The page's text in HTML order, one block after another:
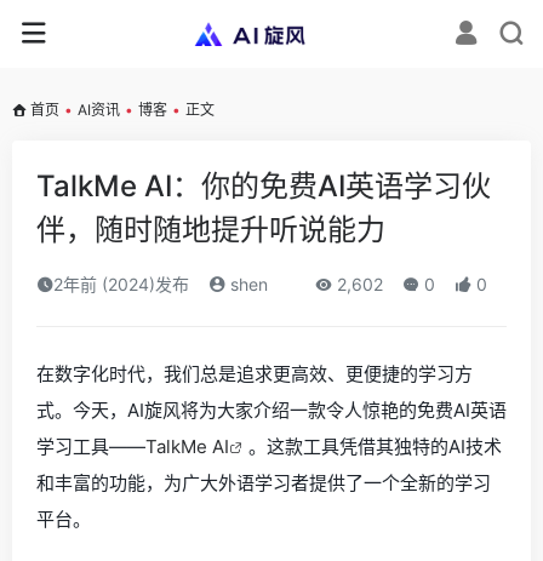
首页 • AI资讯 • 博客 • 正文
TalkMe AI：你的免费AI英语学习伙
伴，随时随地提升听说能力
2年前 (2024)发布 shen 2,602 0 0
在数字化时代，我们总是追求更高效、更便捷的学习方
式。今天，AI旋风将为大家介绍一款令人惊艳的免费AI英语
学习工具——TalkMe AI
。这款工具凭借其独特的AI技术
和丰富的功能，为广大外语学习者提供了一个全新的学习
平台。